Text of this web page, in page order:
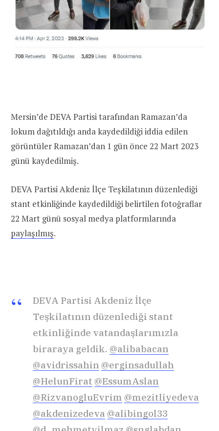
Mersin’de DEVA Partisi tarafından Ramazan’da
lokum dağıtıldığı anda kaydedildiği iddia edilen
görüntüler Ramazan’dan 1 gün önce 22 Mart 2023
günü kaydedilmiş.
DEVA Partisi Akdeniz İlçe Teşkilatının düzenlediği
stant etkinliğinde kaydedildiği belirtilen fotoğraflar
22 Mart günü sosyal medya platformlarında
paylaşılmış.
DEVA Partisi Akdeniz İlçe
Teşkilatının düzenlediği stant
etkinliğinde vatandaşlarımızla
biraraya geldik. @alibabacan
@avidrissahin @erginsadullah
@HelunFirat @EssumAslan
@RizvanogluEvrim @mezitliyedeva
@akdenizedeva @alibingol33